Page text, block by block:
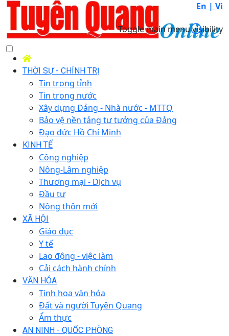
En | Vi
Toggle main menu visibility
THỜI SỰ - CHÍNH TRỊ
Tin trong tỉnh
Tin trong nước
Xây dựng Đảng - Nhà nước - MTTQ
Bảo vệ nền tảng tư tưởng của Đảng
Đạo đức Hồ Chí Minh
KINH TẾ
Công nghiệp
Nông-Lâm nghiệp
Thương mại - Dịch vụ
Đầu tư
Nông thôn mới
XÃ HỘI
Giáo dục
Y tế
Lao động - việc làm
Cải cách hành chính
VĂN HÓA
Tinh hoa văn hóa
Đất và người Tuyên Quang
Ẩm thực
AN NINH - QUỐC PHÒNG